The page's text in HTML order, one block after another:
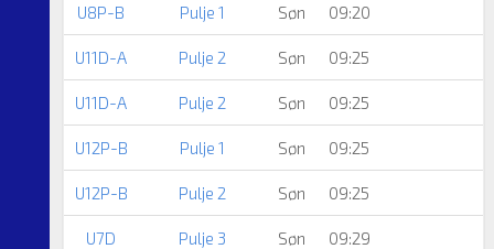
U8P-B Pulje 1 Søn 09:20
U11D-A Pulje 2 Søn 09:25
U11D-A Pulje 2 Søn 09:25
U12P-B Pulje 1 Søn 09:25
U12P-B Pulje 2 Søn 09:25
U7D Pulje 3 Søn 09:29